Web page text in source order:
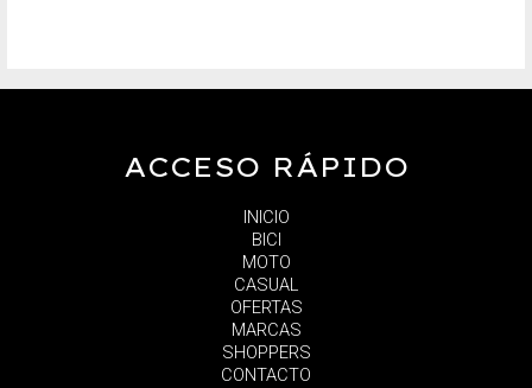
ACCESO RÁPIDO
INICIO
BICI
MOTO
CASUAL
OFERTAS
MARCAS
SHOPPERS
CONTACTO